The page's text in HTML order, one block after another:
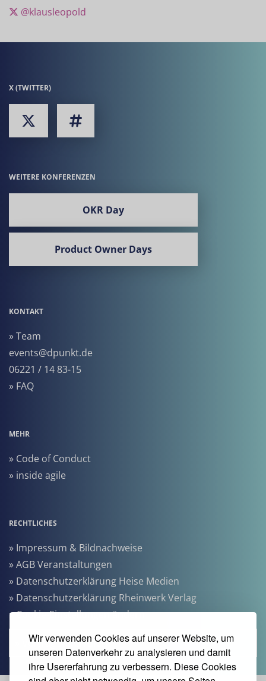
Wir verwenden Cookies auf unserer Website, um
unseren Datenverkehr zu analysieren und damit
ihre Usererfahrung zu verbessern. Diese Cookies
@klausleopold
X (TWITTER)
WEITERE KONFERENZEN
OKR Day
Product Owner Days
KONTAKT
» Team
events@dpunkt.de
06221 / 14 83-15
» FAQ
MEHR
» Code of Conduct
» inside agile
RECHTLICHES
» Impressum & Bildnachweise
» AGB Veranstaltungen
» Datenschutzerklärung Heise Medien
» Datenschutzerklärung Rheinwerk Verlag
» Cookie-Einstellungen ändern
» Vertrag widerrufen